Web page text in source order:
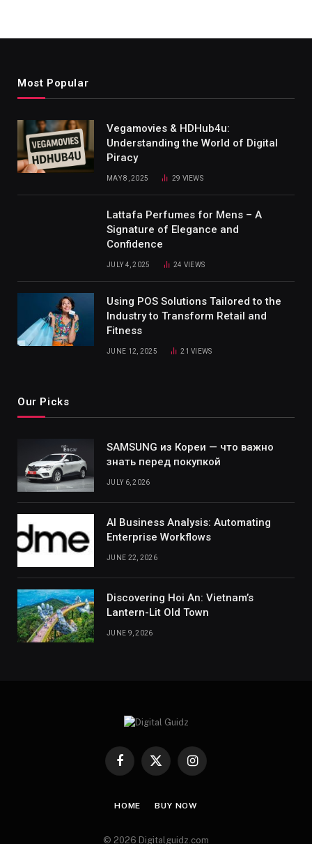
Most Popular
Vegamovies & HDHub4u:
Understanding the World of Digital
Piracy
MAY 8, 2025 29 VIEWS
Lattafa Perfumes for Mens – A
Signature of Elegance and
Confidence
JULY 4, 2025 24 VIEWS
Using POS Solutions Tailored to the
Industry to Transform Retail and
Fitness
JUNE 12, 2025 21VIEWS
Our Picks
SAMSUNG из Кореи — что важно
знать перед покупкой
JULY 6, 2026
AI Business Analysis: Automating
Enterprise Workflows
JUNE 22, 2026
Discovering Hoi An: Vietnam’s
Lantern-Lit Old Town
JUNE 9, 2026
Facebook
X
Instagram
HOME BUY NOW
© 2026 Digitalguidz.com